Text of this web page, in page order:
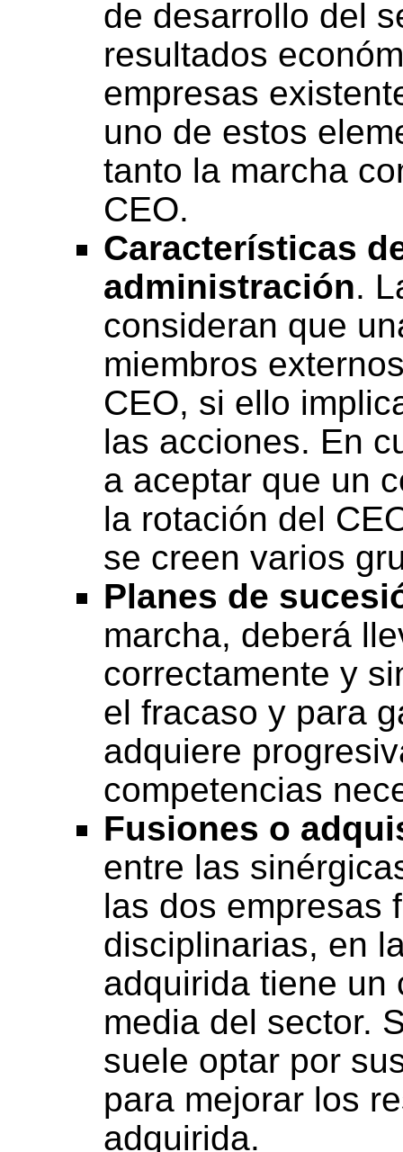
de desarrollo del
resultados
empresas
uno de estos
tanto la marcha
CEO.
Características
administración.
consideran que
miembros
CEO, si ello
las acciones. En
a aceptar que un
la rotación del
se creen varios
Planes de
marcha, deberá
correctamente y
el fracaso y para
adquiere
competencias
Fusiones o
entre las
las dos empresas
disciplinarias, en
adquirida tiene un
media del sector.
suele optar por
para mejorar los
adquirida.